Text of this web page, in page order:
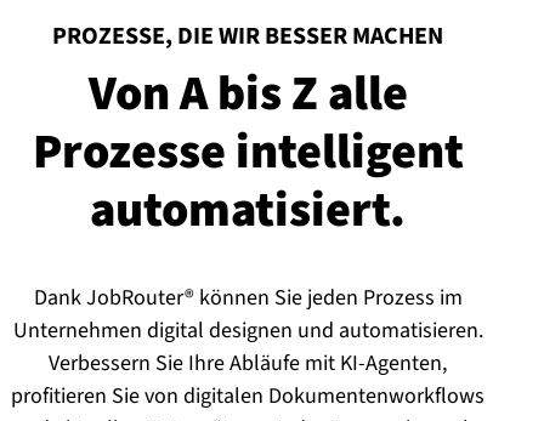
PROZESSE, DIE WIR BESSER MACHEN
Von A bis Z alle
Prozesse intelligent
au­to­ma­ti­siert.
Dank JobRouter® können Sie jeden Prozess im
Unternehmen digital designen und automatisieren.
Verbessern Sie Ihre Abläufe mit KI-Agenten,
profitieren Sie von digitalen Dokumentenworkflows